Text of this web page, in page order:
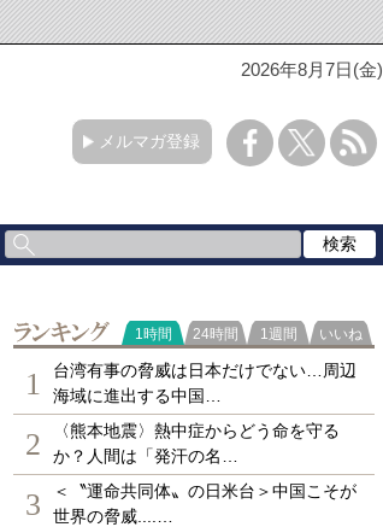
2026年8月7日(金)
メルマガ登録
ランキング
1時間 24時間 1週間 いいね
1
台湾有事の脅威は日本だけでない…周辺
海域に進出する中国…
2
〈熊本地震〉熱中症からどう命を守る
か？人間は「発汗の名…
3
＜〝運命共同体〟の日米台＞中国こそが
世界の脅威....…